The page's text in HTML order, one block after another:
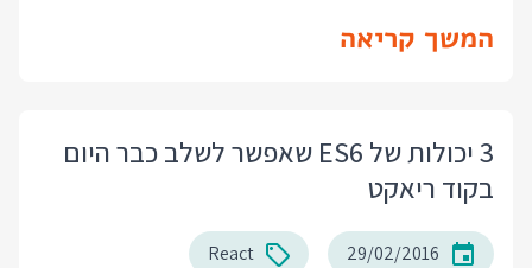
המשך קריאה
3 יכולות של ES6 שאפשר לשלב כבר היום
בקוד ריאקט
29/02/2016
React